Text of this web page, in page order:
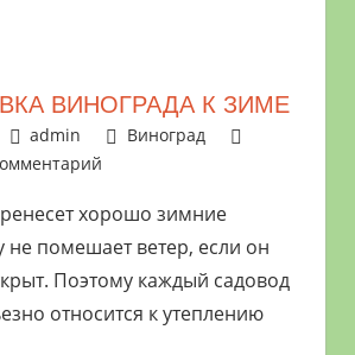
ВИНОГРАДА К ЗИМЕ
admin
Виноград
хорошо зимние
не помешает ветер, если он
Поэтому каждый садовод
относится к утеплению